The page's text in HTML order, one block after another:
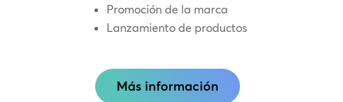
Promoción de la marca
Lanzamiento de productos
Más información